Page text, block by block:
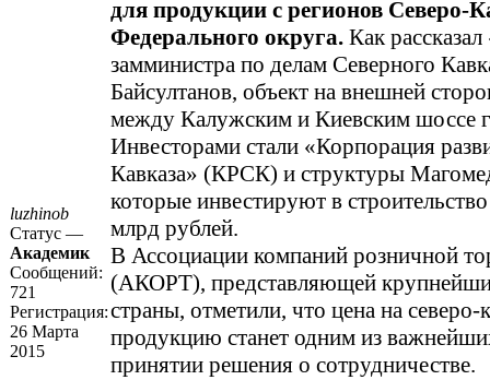
luzhinob
Статус —
Академик
Сообщений:
721
Регистрация:
26 Марта
2015
для продукции с регионов Северо-
Федерального округа. Как
замминистра по делам Северного
Байсултанов, объект на внешней
между Калужским и Киевским шоссе
Инвесторами стали «Корпорация
Кавказа» (КРСК) и структуры
которые инвестируют в
млрд рублей.
В Ассоциации компаний розничной
(АКОРТ), представляющей
страны, отметили, что цена на северо-
продукцию станет одним из
принятии решения о сотрудничестве.